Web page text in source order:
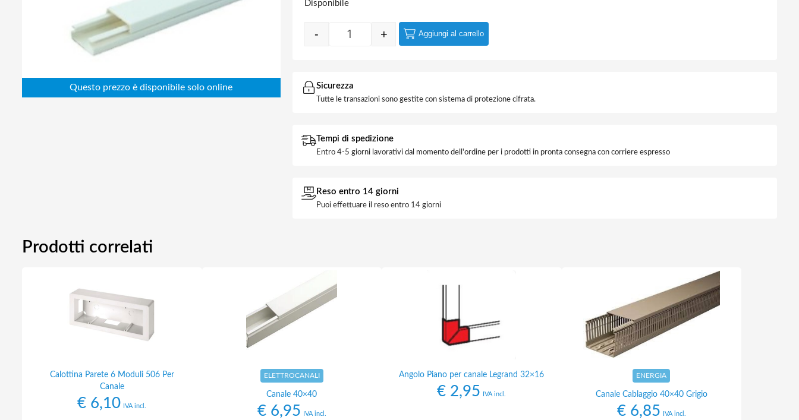
Abbigliamento da lavoro
Alimentatori
Elettricità
Disponibile
Canalina 20x10 2mt quantità
- + Aggiungi al carrello
Sicurezza
Tutte le transazioni sono gestite con sistema di protezione cifrata.
Tempi di spedizione
Entro 4-5 giorni lavorativi dal momento dell'ordine per i prodotti in pronta consegna con corriere espresso
Reso entro 14 giorni
Puoi effettuare il reso entro 14 giorni
Prodotti correlati
Calottina Parete 6 Moduli 506 Per
Canale
€ 6,10 IVA incl.
ELETTROCANALI
Canale 40×40
€6,95 IVA incl.
Angolo Piano per canale Legrand 32×16
€ 2,95 IVA incl.
ENERGIA
Canale Cablaggio 40×40 Grigio
€6,85 IVA incl.